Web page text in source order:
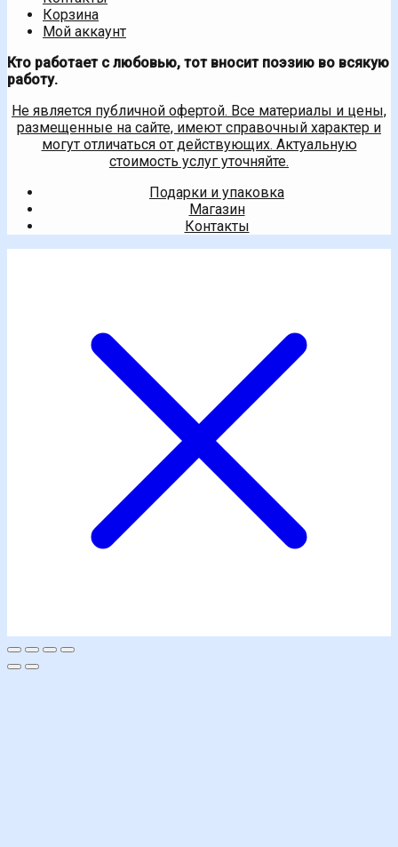
Корзина
Мой аккаунт
Кто работает с любовью, тот вносит поэзию во всякую
работу.
Не является публичной офертой. Все материалы и цены,
размещенные на сайте, имеют справочный характер и
могут отличаться от действующих. Актуальную
стоимость услуг уточняйте.
Подарки и упаковка
Магазин
Контакты